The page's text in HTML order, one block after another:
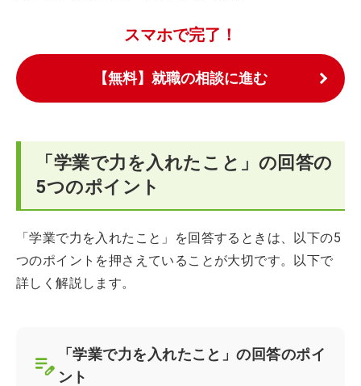
スマホで完了！
【無料】就職の相談に進む
「学業で力を入れたこと」の回答の
5つのポイント
「学業で力を入れたこと」を回答するときは、以下の5
つのポイントを押さえていることが大切です。以下で
詳しく解説します。
「学業で力を入れたこと」の回答のポイ
ント